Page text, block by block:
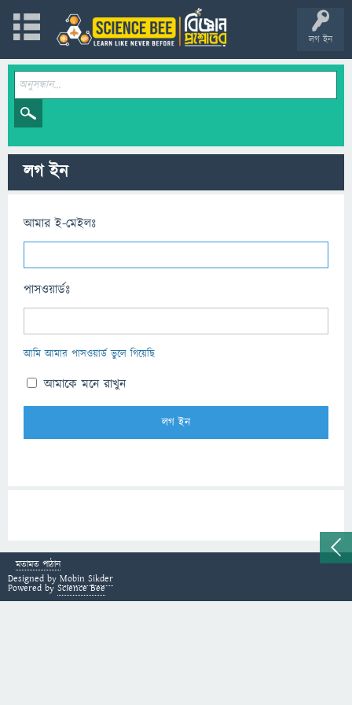
লগ ইন
লগ ইন
আমার ই-মেইলঃ
পাসওয়ার্ডঃ
আমি আমার পাসওয়ার্ড ভুলে গিয়েছি
আমাকে মনে রাখুন
মতামত পাঠান
Designed by Mobin Sikder
Powered by Science Bee